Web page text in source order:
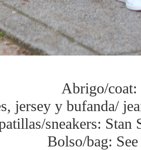
Abrigo/coat:
jersey y bufanda/
sneakers: Stan
Bolso/bag: